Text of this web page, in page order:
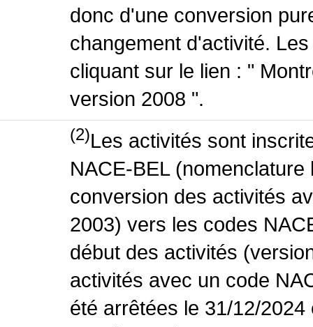
donc d'une conversion
changement d'activité.
cliquant sur le lien : "
version 2008 ".
(2)Les activités sont
NACE-BEL
conversion des activités
2003) vers les codes
début des activités
activités avec un code
été arrêtées le 31/12/